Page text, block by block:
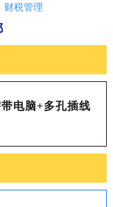
财税管理
电脑+多孔插线